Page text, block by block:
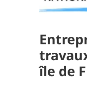
île de